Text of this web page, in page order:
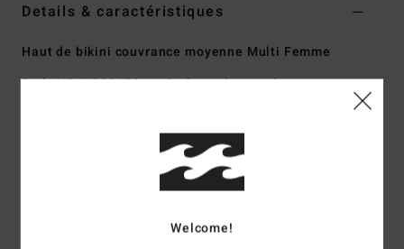
Details & caractéristiques
Haut de bikini couvrance moyenne Multi Femme
StyleUBJX300672 Code couleurmul
Matière douce et stretch avec 78% de nylon
recyclé et 22% d'élasthanne
Welcome!